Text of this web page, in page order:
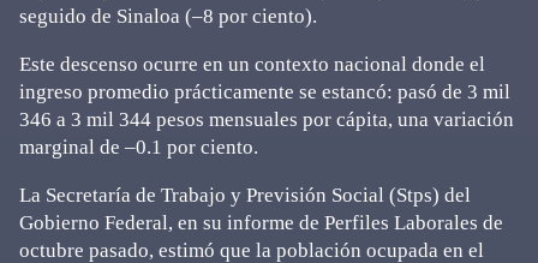
seguido de Sinaloa (–8 por ciento).
Este descenso ocurre en un contexto nacional donde el
ingreso promedio prácticamente se estancó: pasó de 3 mil
346 a 3 mil 344 pesos mensuales por cápita, una variación
marginal de –0.1 por ciento.
La Secretaría de Trabajo y Previsión Social (Stps) del
Gobierno Federal, en su informe de Perfiles Laborales de
octubre pasado, estimó que la población ocupada en el